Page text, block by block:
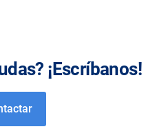
¡Escríbanos!